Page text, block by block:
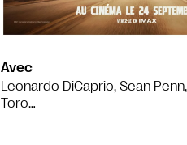
Avec
Leonardo DiCaprio, Sean
Toro…